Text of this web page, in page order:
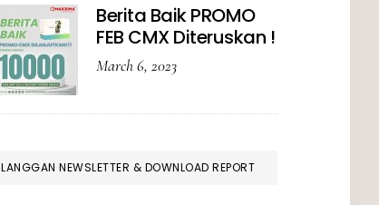
Berita Baik PROMO
FEB CMX Diteruskan !
March 6, 2023
LANGGAN NEWSLETTER & DOWNLOAD REPORT